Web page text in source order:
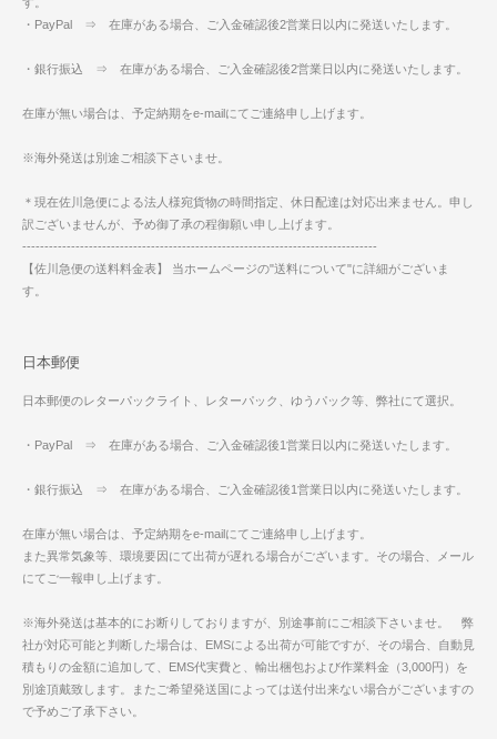
・PayPal ⇒ 在庫がある場合、ご入金確認後2営業日以内に発送いたします。
・銀行振込 ⇒ 在庫がある場合、ご入金確認後2営業日以内に発送いたします。
在庫が無い場合は、予定納期をe-mailにてご連絡申し上げます。
※海外発送は別途ご相談下さいませ。
＊現在佐川急便による法人様宛貨物の時間指定、休日配達は対応出来ません。申し
訳ございませんが、予め御了承の程御願い申し上げます。
--------------------------------------------------------------------------------
【佐川急便の送料料金表】 当ホームページの"送料について"に詳細がございま
す。
日本郵便
日本郵便のレターパックライト、レターパック、ゆうパック等、弊社にて選択。
・PayPal ⇒ 在庫がある場合、ご入金確認後1営業日以内に発送いたします。
・銀行振込 ⇒ 在庫がある場合、ご入金確認後1営業日以内に発送いたします。
在庫が無い場合は、予定納期をe-mailにてご連絡申し上げます。
また異常気象等、環境要因にて出荷が遅れる場合がございます。その場合、メール
にてご一報申し上げます。
※海外発送は基本的にお断りしておりますが、別途事前にご相談下さいませ。 弊
社が対応可能と判断した場合は、EMSによる出荷が可能ですが、その場合、自動見
積もりの金額に追加して、EMS代実費と、輸出梱包および作業料金（3,000円）を
別途頂戴致します。またご希望発送国によっては送付出来ない場合がございますの
で予めご了承下さい。